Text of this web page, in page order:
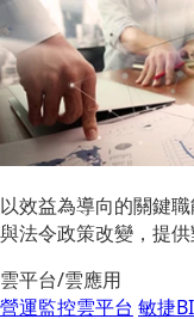
以效益為導向的關鍵
與法令政策改變，提供
雲平台/雲應用
營運監控雲平台 敏捷